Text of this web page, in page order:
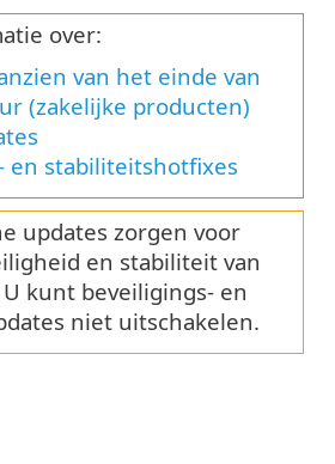
over:
van het einde van
(zakelijke producten)
en stabiliteitshotfixes
updates zorgen voor
en stabiliteit van
kunt beveiligings- en
niet uitschakelen.